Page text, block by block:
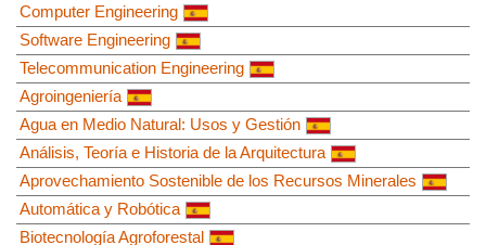
Computer Engineering
Software Engineering
Telecommunication Engineering
Agroingeniería
Agua en Medio Natural: Usos y Gestión
Análisis, Teoría e Historia de la Arquitectura
Aprovechamiento Sostenible de los Recursos Minerales
Automática y Robótica
Biotecnología Agroforestal